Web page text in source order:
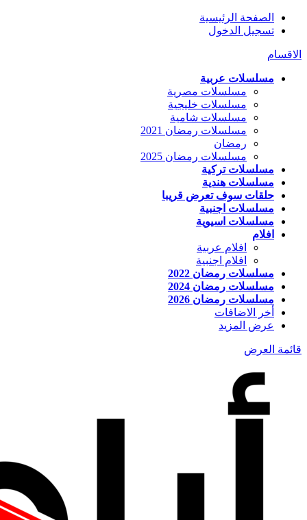
الصفحة الرئيسية
تسجيل الدخول
الاقسام
مسلسلات عربية
مسلسلات مصرية
مسلسلات خليجية
مسلسلات شامية
مسلسلات رمضان 2021
رمضان
مسلسلات رمضان 2025
مسلسلات تركية
مسلسلات هندية
حلقات سوف تعرض قريبا
مسلسلات اجنبية
مسلسلات اسيوية
افلام
افلام عربية
افلام اجنبية
مسلسلات رمضان 2022
مسلسلات رمضان 2024
مسلسلات رمضان 2026
أخر الاضافات
عرض المزيد
قائمة العرض